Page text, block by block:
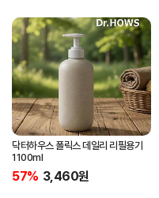
닥터하우스 폴릭스 데일리 리필용기
1100ml
57% 3,460원